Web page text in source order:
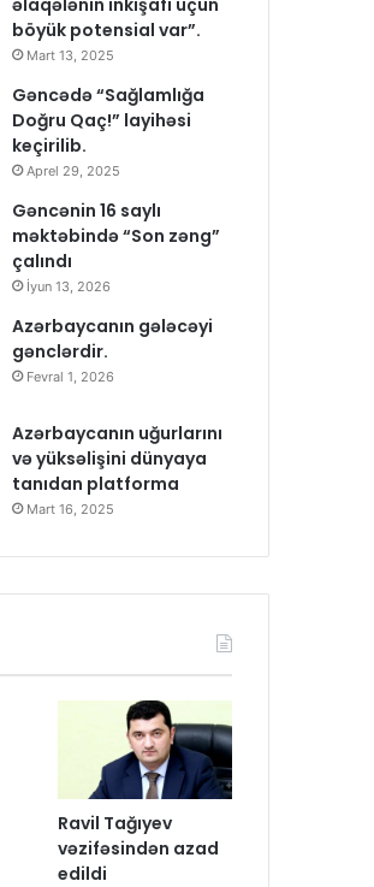
əlaqələnin inkişafı üçün
böyük potensial var”.
Mart 13, 2025
Gəncədə “Sağlamlığa
Doğru Qaç!” layihəsi
keçirilib.
Aprel 29, 2025
Gəncənin 16 saylı
məktəbində “Son zəng”
çalındı
İyun 13, 2026
Azərbaycanın gələcəyi
gənclərdir.
Fevral 1, 2026
Azərbaycanın uğurlarını
və yüksəlişini dünyaya
tanıdan platforma
Mart 16, 2025
Ravil Tağıyev
vəzifəsindən azad
edildi